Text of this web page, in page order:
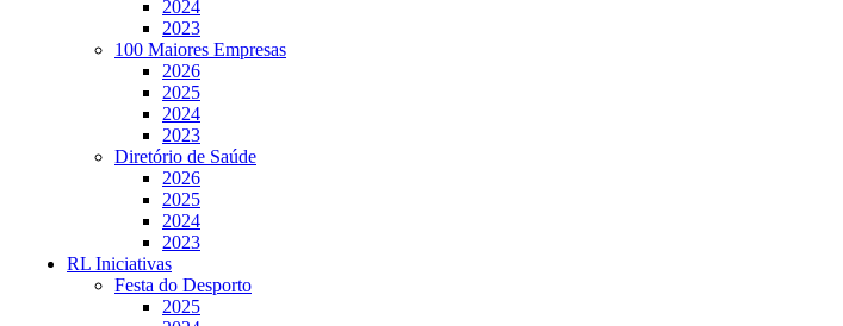
2024
2023
100 Maiores Empresas
2026
2025
2024
2023
Diretório de Saúde
2026
2025
2024
2023
RL Iniciativas
Festa do Desporto
2025